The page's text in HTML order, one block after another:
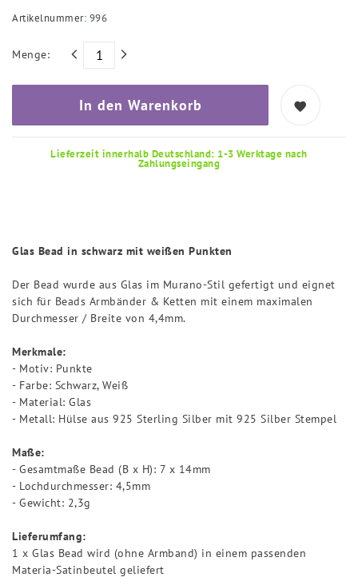
Artikelnummer: 996
Menge:
In den Warenkorb
Lieferzeit innerhalb Deutschland: 1-3 Werktage nach
Zahlungseingang
Glas Bead in schwarz mit weißen Punkten
Der Bead wurde aus Glas im Murano-Stil gefertigt und eignet
sich für Beads Armbänder & Ketten mit einem maximalen
Durchmesser / Breite von 4,4mm.
Merkmale:
- Motiv: Punkte
- Farbe: Schwarz, Weiß
- Material: Glas
- Metall: Hülse aus 925 Sterling Silber mit 925 Silber Stempel
Maße:
- Gesamtmaße Bead (B x H): 7 x 14mm
- Lochdurchmesser: 4,5mm
- Gewicht: 2,3g
Lieferumfang:
1 x Glas Bead wird (ohne Armband) in einem passenden
Materia-Satinbeutel geliefert